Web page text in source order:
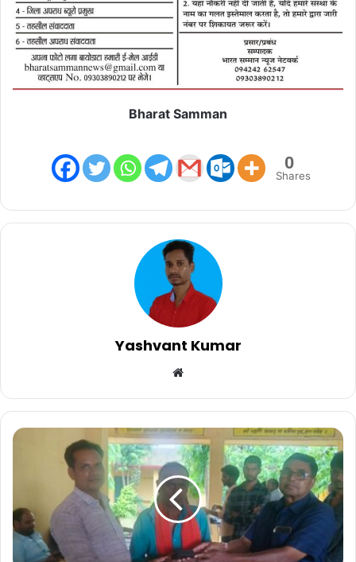
Bharat Samman
0
Shares
Yashvant Kumar
धरती
जनभागीदारी
में
हुआ
संपन्न